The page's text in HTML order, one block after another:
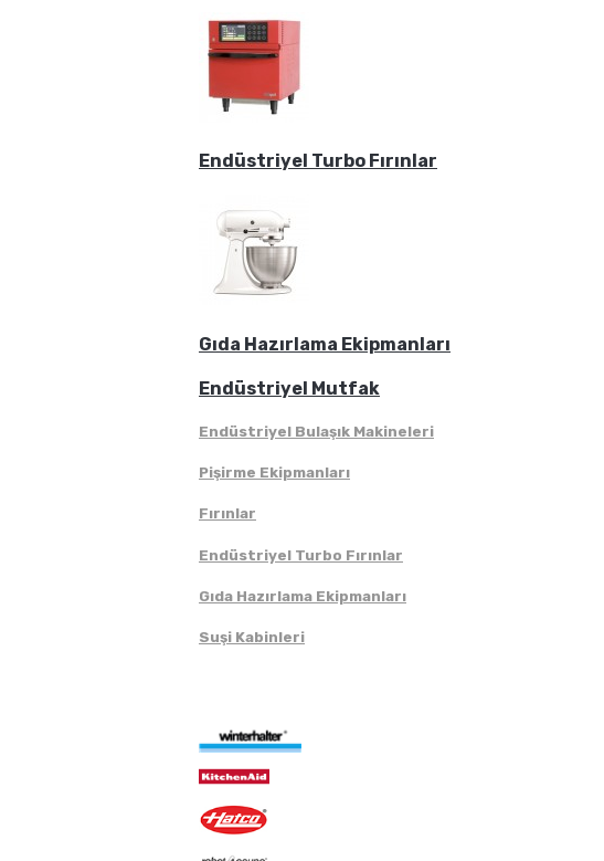
Endüstriyel Turbo Fırınlar
Gıda Hazırlama Ekipmanları
Endüstriyel Mutfak
Endüstriyel Bulaşık Makineleri
Pişirme Ekipmanları
Fırınlar
Endüstriyel Turbo Fırınlar
Gıda Hazırlama Ekipmanları
Suşi Kabinleri